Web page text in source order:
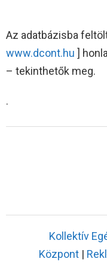
Az adatbázisba
www.dcont.hu ]
– tekinthetők meg.
.
Kollektív
Központ |